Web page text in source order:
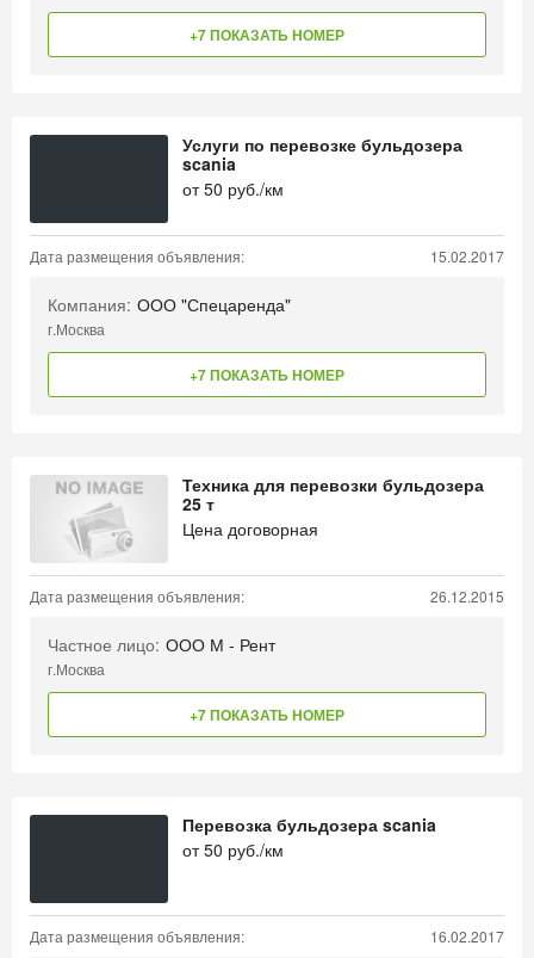
+7 ПОКАЗАТЬ НОМЕР
Услуги по перевозке бульдозера
scania
от50 руб./км
Дата размещения объявления: 15.02.2017
Компания: ООО "Спецаренда"
г.Москва
+7 ПОКАЗАТЬ НОМЕР
Техника для перевозки бульдозера
25 т
Цена договорная
Дата размещения объявления: 26.12.2015
Частное лицо: ООО М - Рент
г.Москва
+7 ПОКАЗАТЬ НОМЕР
Перевозка бульдозера scania
от50 руб./км
Дата размещения объявления: 16.02.2017